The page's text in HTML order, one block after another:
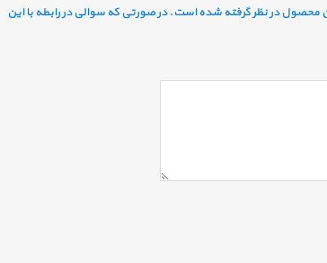
محصول در نظر گرفته شده است. در صورتی که سوالی در رابطه با این